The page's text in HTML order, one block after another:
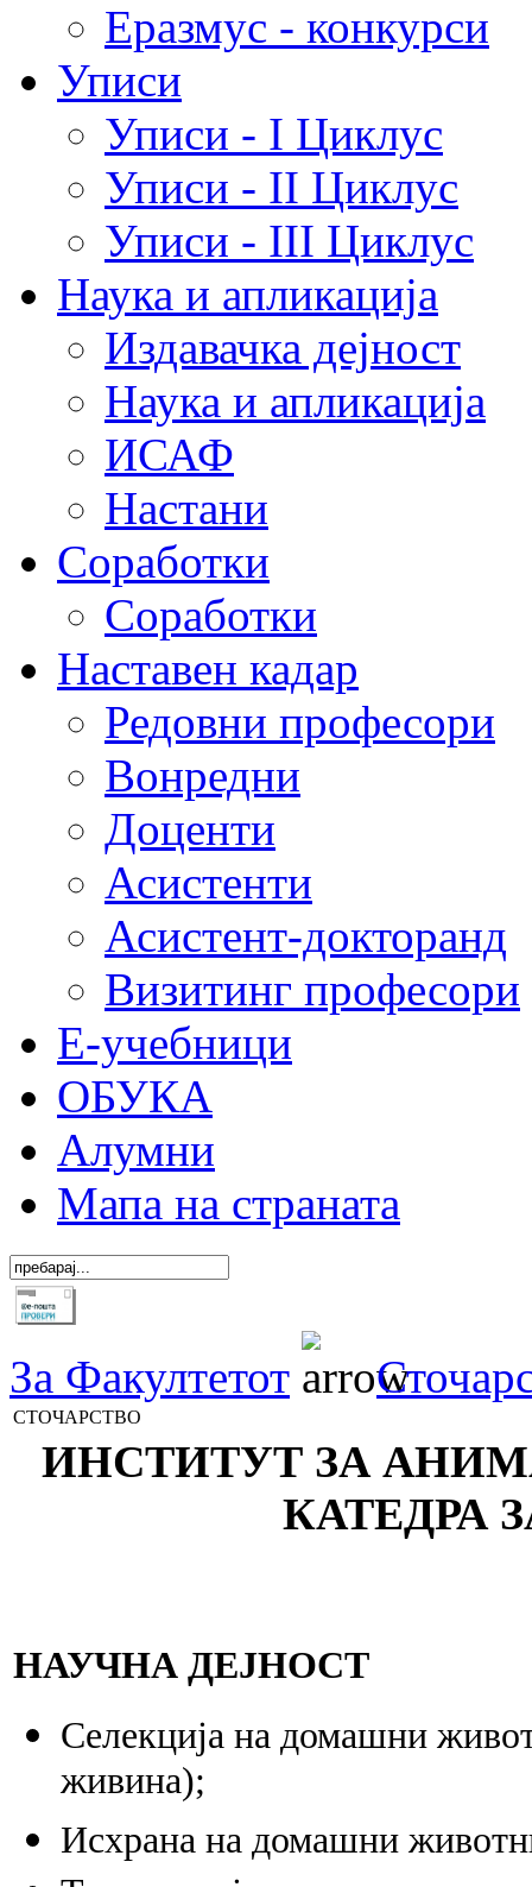
Еразмус - конкурси
Уписи
Уписи - I Циклус
Уписи - II Циклус
Уписи - III Циклус
Наука и апликација
Издавачка дејност
Наука и апликација
ИСАФ
Настани
Соработки
Соработки
Наставен кадар
Редовни професори
Вонредни
Доценти
Асистенти
Асистент-докторанд
Визитинг професори
Е-учебници
ОБУКА
Алумни
Мапа на страната
За Факултетот
СТОЧАРСТВО
ИНСТИТУТ ЗА
КАТЕДРА
НАУЧНА ДЕЈНОСТ
Селекција на домашни
живина);
Исхрана на домашни